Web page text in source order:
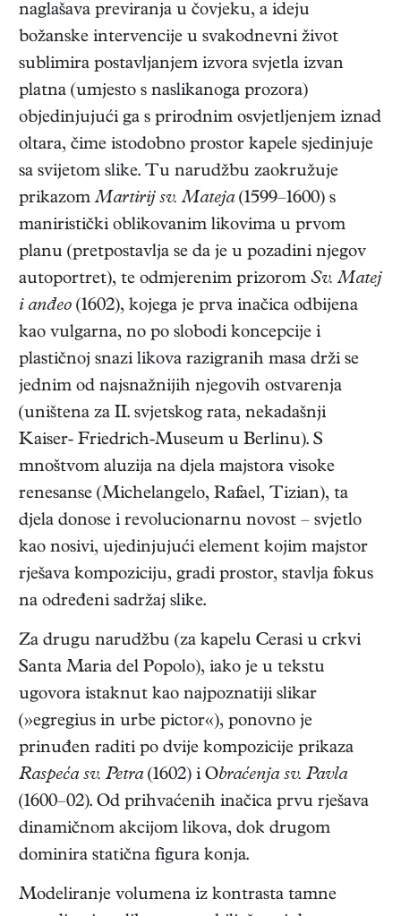
naglašava previranja u čovjeku, a ideju
božanske intervencije u svakodnevni život
sublimira postavljanjem izvora svjetla izvan
platna (umjesto s naslikanoga prozora)
objedinjujući ga s prirodnim osvjetljenjem iznad
oltara, čime istodobno prostor kapele sjedinjuje
sa svijetom slike. Tu narudžbu zaokružuje
prikazomMartirij sv. Mateja(1599–1600) s
maniristički oblikovanim likovima u prvom
planu (pretpostavlja se da je u pozadini njegov
autoportret), te odmjerenim prizorom Sv. Matej
i anđeo (1602), kojega je prva inačica odbijena
kao vulgarna, no po slobodi koncepcije i
plastičnoj snazi likova razigranih masa drži se
jednim od najsnažnijih njegovih ostvarenja
(uništena za II. svjetskog rata, nekadašnji
Kaiser- Friedrich-Museum u Berlinu). S
mnoštvom aluzija na djela majstora visoke
renesanse (Michelangelo, Rafael, Tizian), ta
djela donose i revolucionarnu novost – svjetlo
kao nosivi, ujedinjujući element kojim majstor
rješava kompoziciju, gradi prostor, stavlja fokus
na određeni sadržaj slike.
Za drugu narudžbu (za kapelu Cerasi u crkvi
Santa Maria del Popolo), iako je u tekstu
ugovora istaknut kao najpoznatiji slikar
(»egregius in urbe pictor«), ponovno je
prinuđen raditi po dvije kompozicije prikaza
Raspeća sv. Petra(1602) i Obraćenja sv. Pavla
(1600–02). Od prihvaćenih inačica prvu rješava
dinamičnom akcijom likova, dok drugom
dominira statična figura konja.
Modeliranje volumena iz kontrasta tamne